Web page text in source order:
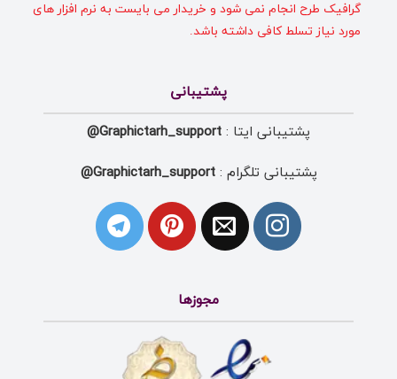
گرافیک طرح انجام نمی شود و خریدار می بایست به نرم افزار های
مورد نیاز تسلط کافی داشته باشد.
پشتیبانی
پشتیبانی ایتا : Graphictarh_support@
پشتیبانی تلگرام :Graphictarh_support@
مجوزها